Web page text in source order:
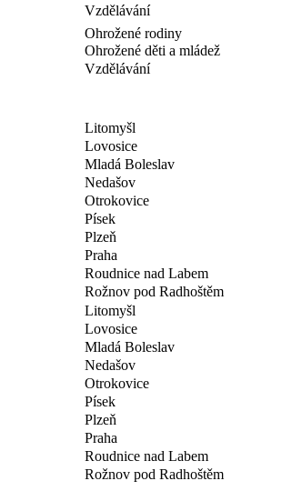
Vzdělávání
Ohrožené rodiny
Ohrožené děti a mládež
Vzdělávání
Litomyšl
Lovosice
Mladá Boleslav
Nedašov
Otrokovice
Písek
Plzeň
Praha
Roudnice nad Labem
Rožnov pod Radhoštěm
Litomyšl
Lovosice
Mladá Boleslav
Nedašov
Otrokovice
Písek
Plzeň
Praha
Roudnice nad Labem
Rožnov pod Radhoštěm